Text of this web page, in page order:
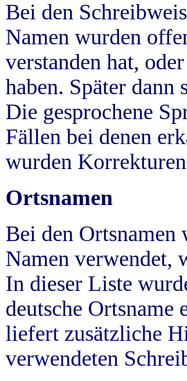
Bei den
Namen wurden
verstanden hat,
haben. Später
Die gesprochene
Fällen bei denen
wurden
Ortsnamen
Bei den Ortsnamen
Namen verwendet,
In dieser Liste
deutsche Ortsname
liefert zusätzliche
verwendeten